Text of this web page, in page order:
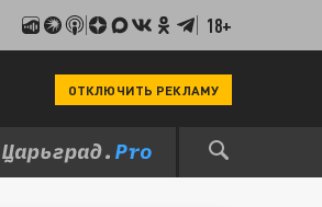
18+
ОТКЛЮЧИТЬ РЕКЛАМУ